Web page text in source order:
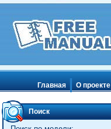
Главная О проекте
Поиск